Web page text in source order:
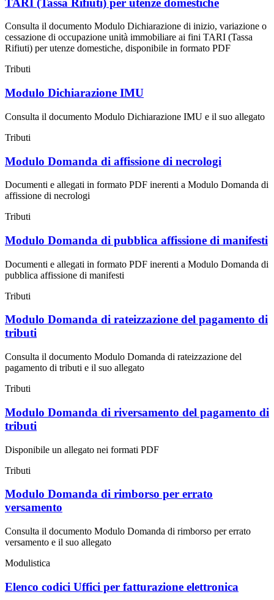
TARI (Tassa Rifiuti) per utenze domestiche
Consulta il documento Modulo Dichiarazione di inizio, variazione o
cessazione di occupazione unità immobiliare ai fini TARI (Tassa
Rifiuti) per utenze domestiche, disponibile in formato PDF
Tributi
Modulo Dichiarazione IMU
Consulta il documento Modulo Dichiarazione IMU e il suo allegato
Tributi
Modulo Domanda di affissione di necrologi
Documenti e allegati in formato PDF inerenti a Modulo Domanda di
affissione di necrologi
Tributi
Modulo Domanda di pubblica affissione di manifesti
Documenti e allegati in formato PDF inerenti a Modulo Domanda di
pubblica affissione di manifesti
Tributi
Modulo Domanda di rateizzazione del pagamento di
tributi
Consulta il documento Modulo Domanda di rateizzazione del
pagamento di tributi e il suo allegato
Tributi
Modulo Domanda di riversamento del pagamento di
tributi
Disponibile un allegato nei formati PDF
Tributi
Modulo Domanda di rimborso per errato
versamento
Consulta il documento Modulo Domanda di rimborso per errato
versamento e il suo allegato
Modulistica
Elenco codici Uffici per fatturazione elettronica